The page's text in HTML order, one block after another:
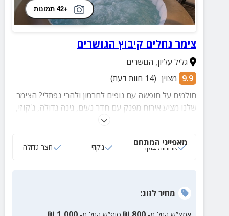
+42 תמונות
צימר נחלים קיבוץ הגושרים
גליל עליון, הגושרים
9.9 מצוין (
14 חוות דעת)
חולמים על חופשה עם נופים לחרמון ולהרי נפתלי? הצימר
שלנו מציע אירוח מפנק עם חדר נעים, גינה גדולה, ג'קוזי,
פינות ישיבה ומתקנים לילדים – מושלם לזוגות ולמשפחות.
בחוויות, שקט ונוף מרהיב!
מאפייני המתחם
ארוחות בוקר ג‘קוזי חצר גדולה
מחירלזוג: